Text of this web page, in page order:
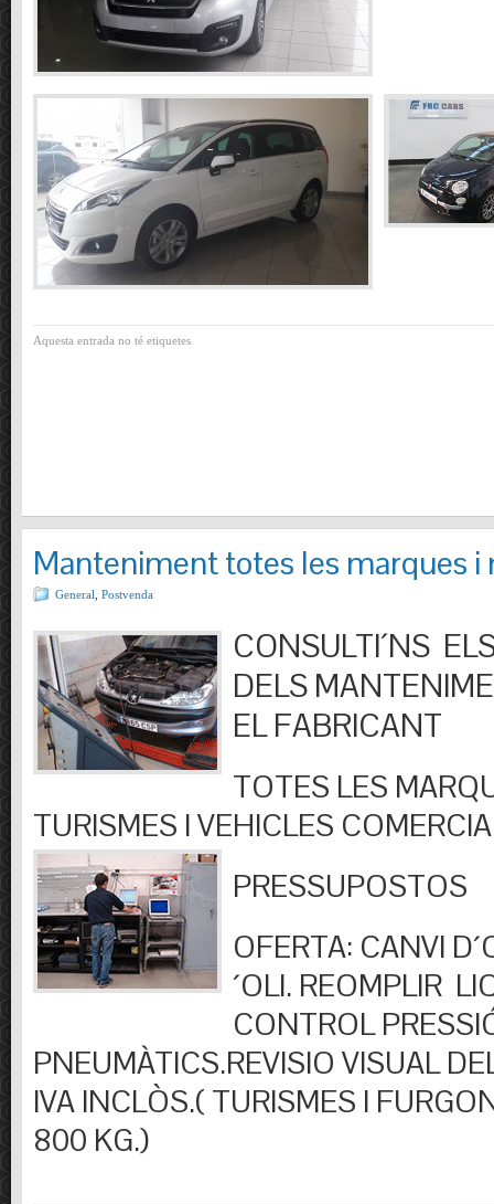
Aquesta entrada no té etiquetes
Manteniment totes les marques i
General Postvenda
CONSULTI´NS
DELS
EL FABRICANT
TOTES LES
TURISMES I VEHICLES
PRESSUPOSTOS
OFERTA: CANVI
´OLI. REOMPLIR
CONTROL
PNEUMÀTICS.REVISIO VISUAL
IVA INCLÒS.( TURISMES I
800 KG.)